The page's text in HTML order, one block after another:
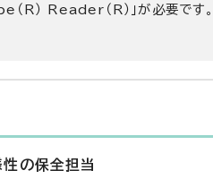
（R） Reader（R）」が必要です
の保全担当